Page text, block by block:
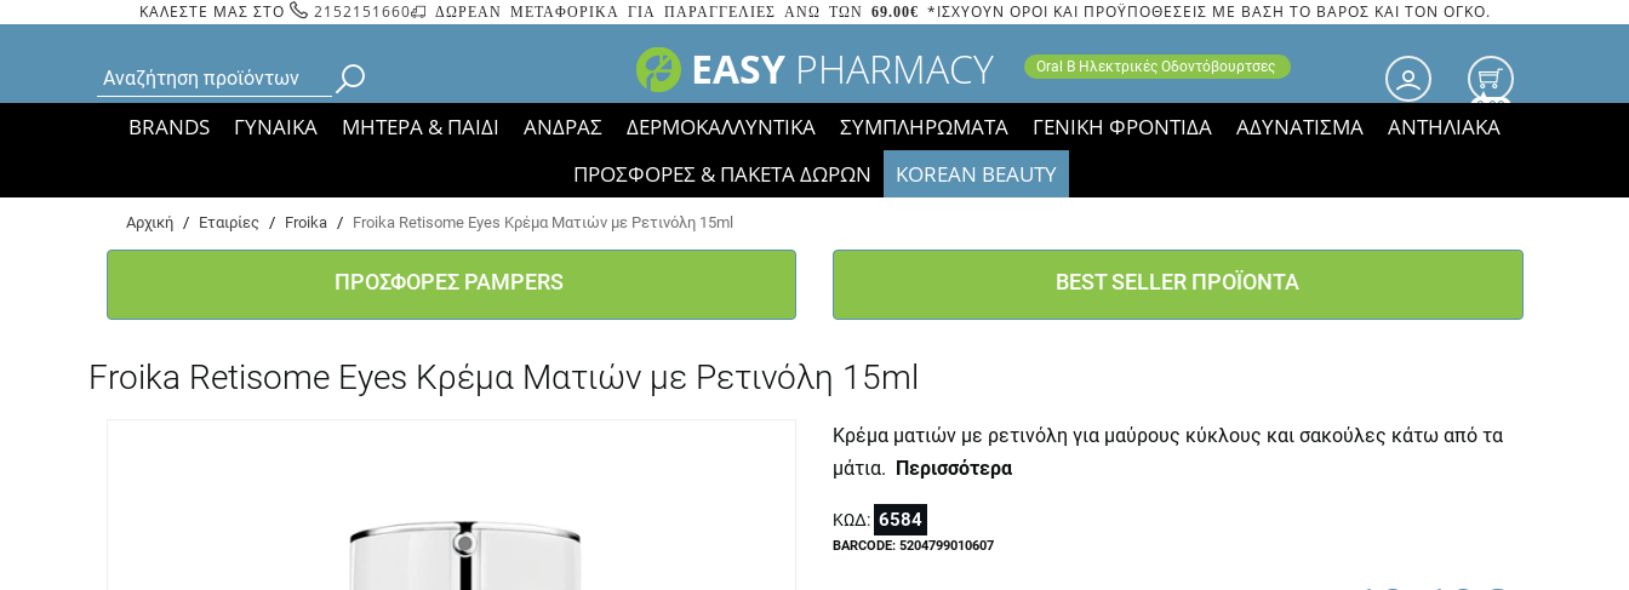
ΚΑΛΕΣΤΕ ΜΑΣ ΣΤΟ 2152151660 ΔΩΡΕΑΝ ΜΕΤΑΦΟΡΙΚΑ ΓΙΑ ΠΑΡΑΓΓΕΛΙΕΣ ΑΝΩ ΤΩΝ 69.00€ *ΙΣΧΥΟΥΝ ΟΡΟΙ ΚΑΙ ΠΡΟΫΠΟΘΕΣΕΙΣ ΜΕ ΒΑΣΗ ΤΟ ΒΑΡΟΣ ΚΑΙ ΤΟΝ ΟΓΚΟ.
EASY PHARMACY Oral B Ηλεκτρικές Οδοντόβουρτσες
0.00
BRANDS ΓΥΝΑΙΚΑ ΜΗΤΕΡΑ & ΠΑΙΔΙ ΑΝΔΡΑΣ ΔΕΡΜΟΚΑΛΛΥΝΤΙΚΑ ΣΥΜΠΛΗΡΩΜΑΤΑ ΓΕΝΙΚΗ ΦΡΟΝΤΙΔΑ ΑΔΥΝΑΤΙΣΜΑ
ΑΝΤΗΛΙΑΚΑ
ΠΡΟΣΦΟΡΕΣ & ΠΑΚΕΤΑ ΔΩΡΩΝ
KOREAN BEAUTY
Bάσει ΦΕΚ 35935/2023 τα εικονίδια των εκπτώσεων έφυγαν, οι χαμηλές μας τιμές ΠΑΡΑΜΕΝΟΥΝ!
Αρχική / Εταιρίες / Froika / Froika Retisome Eyes Κρέμα Ματιών με Ρετινόλη 15ml
ΠΡΟΣΦΟΡΕΣ PAMPERS BEST SELLER ΠΡΟΪΟΝΤΑ
Froika Retisome Eyes Κρέμα Ματιών με Ρετινόλη 15ml
Κρέμα ματιών με ρετινόλη για μαύρους κύκλους και σακούλες κάτω από τα
μάτια. Περισσότερα
ΚΩΔ: 6584
BARCODE: 5204799010607